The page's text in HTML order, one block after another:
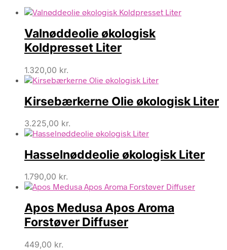
Valnøddeolie økologisk
Koldpresset Liter
1.320,00 kr.
Kirsebærkerne Olie økologisk Liter
3.225,00 kr.
Hasselnøddeolie økologisk Liter
1.790,00 kr.
Apos Medusa Apos Aroma
Forstøver Diffuser
449,00 kr.